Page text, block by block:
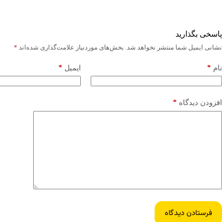
پاسخی بگذارید
نشانی ایمیل شما منتشر نخواهد شد. بخش‌های موردنیاز علامت‌گذاری شده‌اند *
نام * ایمیل *
افزودن دیدگاه *
فرستادن دیدگاه